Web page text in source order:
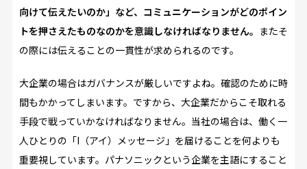
向けて伝えたいのか」など、コミュニケーションがどのポイン
トを押さえたものなのかを意識しなければなりません。 またそ
の際には伝えることの一貫性が求められるのです。
大企業の場合はガバナンスが厳しいですよね。確認のために時
間もかかってしまいます。ですから、大企業だからこそ取れる
手段で戦っていかなければなりません。当社の場合は、働く一
人ひとりの「I（アイ）メッセージ」を届けることを何よりも
重要視しています。パナソニックという企業を主語にすること